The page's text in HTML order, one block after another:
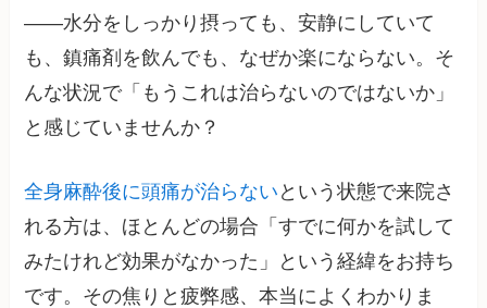
——水分をしっかり摂っても、安静にしていて
も、鎮痛剤を飲んでも、なぜか楽にならない。そ
んな状況で「もうこれは治らないのではないか」
と感じていませんか？
全身麻酔後に頭痛が治らない という状態で来院さ
れる方は、ほとんどの場合「すでに何かを試して
みたけれど効果がなかった」という経緯をお持ち
です。その焦りと疲弊感、本当によくわかりま